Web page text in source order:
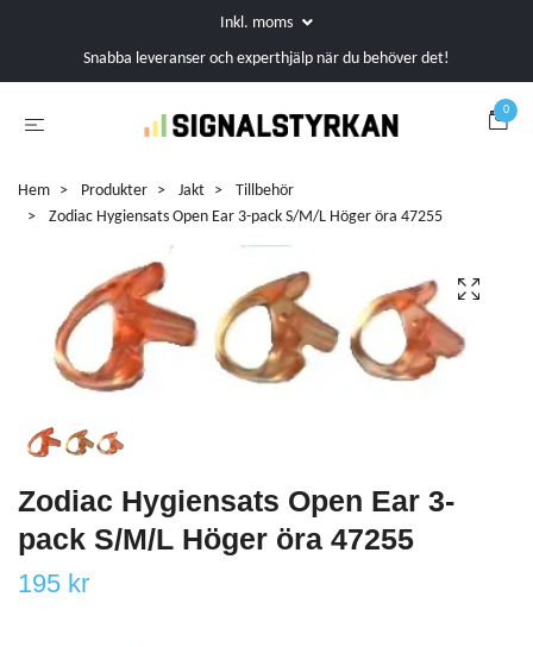
Inkl. moms
Snabba leveranser och experthjälp när du behöver det!
0
Hem Produkter Jakt
Tillbehör
Zodiac Hygiensats Open Ear 3-pack S/M/L Höger öra 47255
Zodiac Hygiensats Open Ear 3-
pack S/M/L Höger öra 47255
195 kr